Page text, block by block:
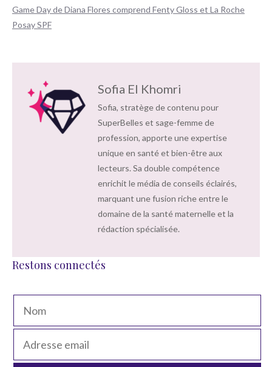
Game Day de Diana Flores comprend Fenty Gloss et La Roche
Posay SPF
Sofia El Khomri
Sofia, stratège de contenu pour
SuperBelles et sage-femme de
profession, apporte une expertise
unique en santé et bien-être aux
lecteurs. Sa double compétence
enrichit le média de conseils éclairés,
marquant une fusion riche entre le
domaine de la santé maternelle et la
rédaction spécialisée.
Restons connectés